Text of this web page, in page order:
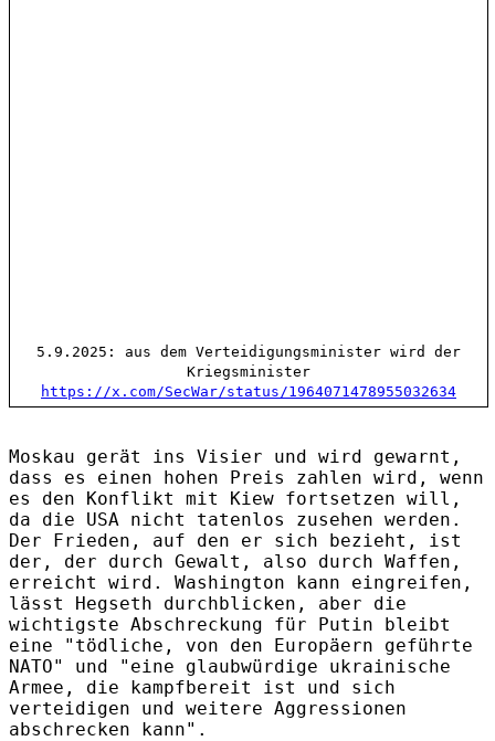
5.9.2025: aus dem Verteidigungsminister wird der
Kriegsminister
https://x.com/SecWar/status/1964071478955032634
Moskau gerät ins Visier und wird gewarnt,
dass es einen hohen Preis zahlen wird, wenn
es den Konflikt mit Kiew fortsetzen will,
da die USA nicht tatenlos zusehen werden.
Der Frieden, auf den er sich bezieht, ist
der, der durch Gewalt, also durch Waffen,
erreicht wird. Washington kann eingreifen,
lässt Hegseth durchblicken, aber die
wichtigste Abschreckung für Putin bleibt
eine "tödliche, von den Europäern geführte
NATO" und "eine glaubwürdige ukrainische
Armee, die kampfbereit ist und sich
verteidigen und weitere Aggressionen
abschrecken kann".